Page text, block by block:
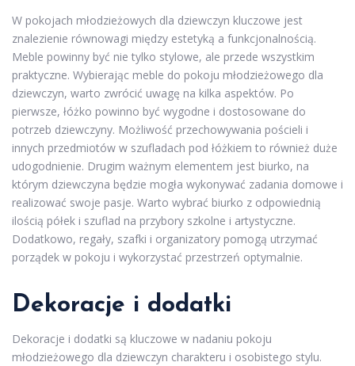
W pokojach młodzieżowych dla dziewczyn kluczowe jest
znalezienie równowagi między estetyką a funkcjonalnością.
Meble powinny być nie tylko stylowe, ale przede wszystkim
praktyczne. Wybierając meble do pokoju młodzieżowego dla
dziewczyn, warto zwrócić uwagę na kilka aspektów. Po
pierwsze, łóżko powinno być wygodne i dostosowane do
potrzeb dziewczyny. Możliwość przechowywania pościeli i
innych przedmiotów w szufladach pod łóżkiem to również duże
udogodnienie. Drugim ważnym elementem jest biurko, na
którym dziewczyna będzie mogła wykonywać zadania domowe i
realizować swoje pasje. Warto wybrać biurko z odpowiednią
ilością półek i szuflad na przybory szkolne i artystyczne.
Dodatkowo, regały, szafki i organizatory pomogą utrzymać
porządek w pokoju i wykorzystać przestrzeń optymalnie.
Dekoracje i dodatki
Dekoracje i dodatki są kluczowe w nadaniu pokoju
młodzieżowego dla dziewczyn charakteru i osobistego stylu.